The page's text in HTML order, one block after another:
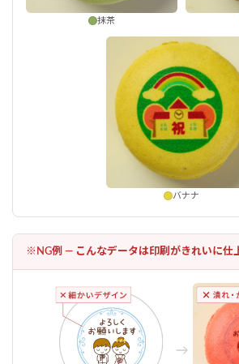
抹茶
バナナ
※NG例 — こんなデータは印刷がきれいに仕
ご注文手続きに進む